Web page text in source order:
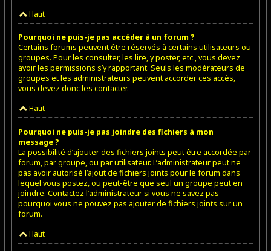
Haut
Pourquoi ne puis-je pas accéder à un forum ?
Certains forums peuvent être réservés à certains utilisateurs ou
groupes. Pour les consulter, les lire, y poster, etc., vous devez
avoir les permissions s’y rapportant. Seuls les modérateurs de
groupes et les administrateurs peuvent accorder ces accès,
vous devez donc les contacter.
Haut
Pourquoi ne puis-je pas joindre des fichiers à mon
message ?
La possibilité d’ajouter des fichiers joints peut être accordée par
forum, par groupe, ou par utilisateur. L’administrateur peut ne
pas avoir autorisé l’ajout de fichiers joints pour le forum dans
lequel vous postez, ou peut-être que seul un groupe peut en
joindre. Contactez l’administrateur si vous ne savez pas
pourquoi vous ne pouvez pas ajouter de fichiers joints sur un
forum.
Haut